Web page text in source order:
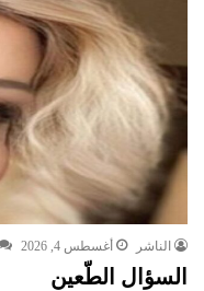
الناشر أغسطس 4, 2026
السؤال الطّعين